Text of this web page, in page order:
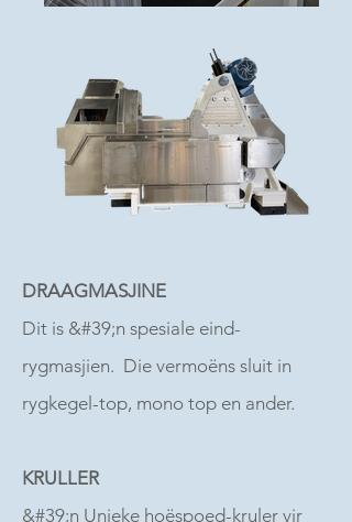
DRAAGMASJINE
Dit is &#39;n spesiale eind-
rygmasjien. Die vermoëns sluit in
rygkegel-top, mono top en ander.
KRULLER
&#39;n Unieke hoëspoed-kruler vir